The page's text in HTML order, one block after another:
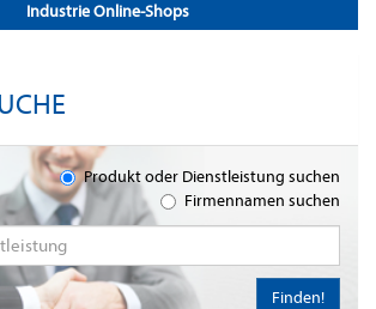
Industrie Online-Shops
Produkt oder Dienstleistung suchen
Firmennamen suchen
Finden!